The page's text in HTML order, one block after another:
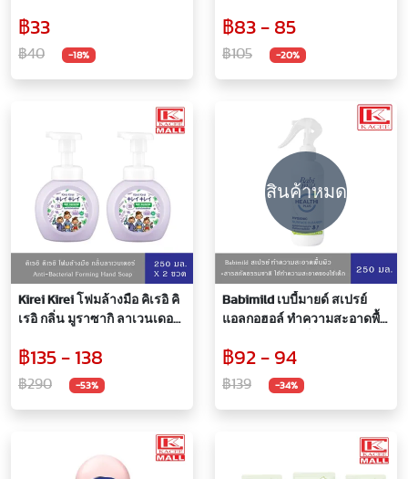
มล.
฿33
฿40 -18%
฿83 - 85
฿105 -20%
Kirei Kirei โฟมล้างมือ คิเรอิ คิ
เรอิ กลิ่น มูราซากิ ลาเวนเดอร์
ขวด
฿135 - 138
฿290 -53%
สินค้าหมด
Babimild เบบี้มายด์ สเปรย์
แอลกอฮอล์ ทำความสะอาดพื้น
฿92 - 94
฿139 -34%